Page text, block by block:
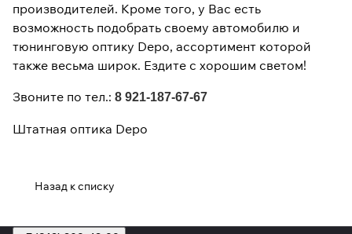
производителей. Кроме того, у Вас есть
возможность подобрать своему автомобилю и
тюнинговую оптику Depo, ассортимент которой
также весьма широк. Ездите с хорошим светом!
Звоните по тел.: 8 921-187-67-67
Штатная оптика Depo
Назад к списку